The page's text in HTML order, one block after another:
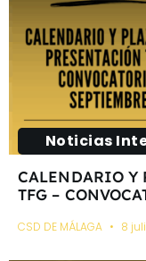
Noticias
CALENDARIO Y
TFG –
CSD DE MÁLAGA 8